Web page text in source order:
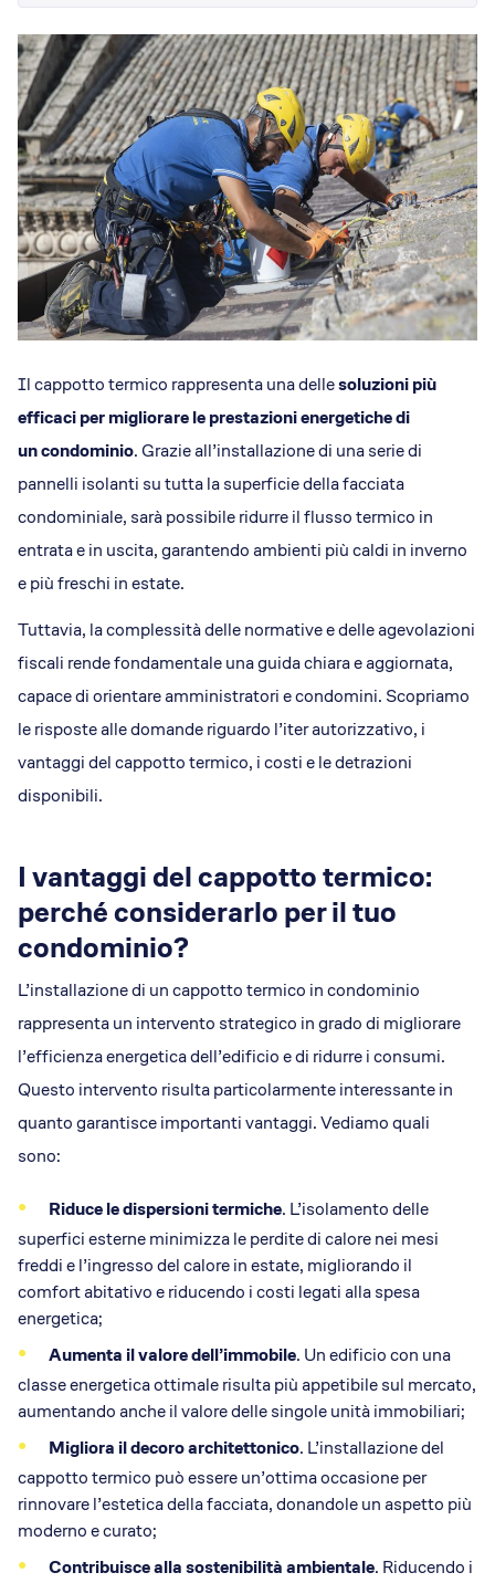
Dicono di Acrobatica
Approfondimenti
News
Il cappotto termico rappresenta una dellesoluzioni più
efficaci per migliorare le prestazioni energetiche di
un condominio. Grazie all’installazione di una serie di
pannelli isolanti su tutta la superficie della facciata
condominiale, sarà possibile ridurre il flusso termico in
entrata e in uscita, garantendo ambienti più caldi in inverno
e più freschi in estate.
Tuttavia, la complessità delle normative e delle agevolazioni
fiscali rende fondamentale una guida chiara e aggiornata,
capace di orientare amministratori e condomini. Scopriamo
le risposte alle domande riguardo l’iter autorizzativo, i
vantaggi del cappotto termico, i costi e le detrazioni
disponibili.
I vantaggi del cappotto termico:
perché considerarlo per il tuo
condominio?
L’installazione di un cappotto termico in condominio
rappresenta un intervento strategico in grado di migliorare
l’efficienza energetica dell’edificio e di ridurre i consumi.
Questo intervento risulta particolarmente interessante in
quanto garantisce importanti vantaggi. Vediamo quali
sono:
Riduce le dispersioni termiche. L’isolamento delle
superfici esterne minimizza le perdite di calore nei mesi
freddi e l’ingresso del calore in estate, migliorando il
comfort abitativo e riducendo i costi legati alla spesa
energetica;
Aumenta il valore dell’immobile. Un edificio con una
classe energetica ottimale risulta più appetibile sul mercato,
aumentando anche il valore delle singole unità immobiliari;
Migliora il decoro architettonico. L’installazione del
cappotto termico può essere un’ottima occasione per
rinnovare l’estetica della facciata, donandole un aspetto più
moderno e curato;
Contribuisce alla sostenibilità ambientale. Riducendo i